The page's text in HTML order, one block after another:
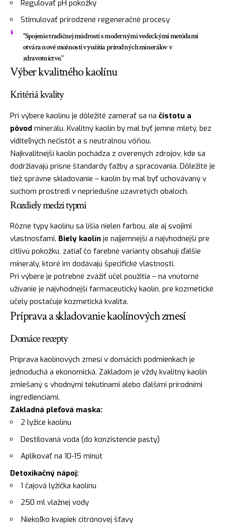
Regulovať pH pokožky
Stimulovať prirodzené regeneračné procesy
"Spojenie tradičnej múdrosti s modernými vedeckými metódami
otvára nové možnosti využitia prírodných minerálov v
zdravotníctve."
Výber kvalitného kaolínu
Kritériá kvality
Pri výbere kaolínu je dôležité zamerať sa na čistotu a
pôvod minerálu. Kvalitný kaolín by mal byť jemne mletý, bez
viditeľných nečistôt a s neutrálnou vôňou.
Najkvalitnejší kaolín pochádza z overených zdrojov, kde sa
dodržiavajú prísne štandardy ťažby a spracovania. Dôležité je
tiež správne skladovanie – kaolín by mal byť uchovávaný v
suchom prostredí v nepriedušne uzavretých obaloch.
Rozdiely medzi typmi
Rôzne typy kaolínu sa líšia nielen farbou, ale aj svojimi
vlastnosťami. Biely kaolín je najjemnejší a najvhodnejší pre
citlivú pokožku, zatiaľ čo farebné varianty obsahují ďalšie
minerály, ktoré im dodávajú špecifické vlastnosti.
Pri výbere je potrebné zvážiť účel použitia – na vnútorné
užívanie je najvhodnejší farmaceutický kaolín, pre kozmetické
účely postačuje kozmetická kvalita.
Príprava a skladovanie kaolínových zmesí
Domáce recepty
Príprava kaolínových zmesí v domácich podmienkach je
jednoduchá a ekonomická. Základom je vždy kvalitný kaolín
zmiešaný s vhodnými tekutinami alebo ďalšími prírodními
ingredienciami.
Základná pleťová maska:
2 lyžice kaolínu
Destilovaná voda (do konzistencie pasty)
Aplikovať na 10-15 minút
Detoxikačný nápoj:
1 čajová lyžička kaolínu
250 ml vlažnej vody
Niekoľko kvapiek citrónovej šťavy